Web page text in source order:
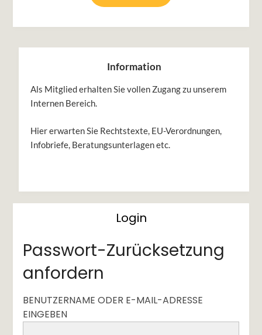
Information
Als Mitglied erhalten Sie vollen Zugang zu unserem
Internen Bereich.
Hier erwarten Sie Rechtstexte, EU-Verordnungen,
Infobriefe, Beratungsunterlagen etc.
Login
Passwort-Zurücksetzung
anfordern
BENUTZERNAME ODER E-MAIL-ADRESSE
EINGEBEN